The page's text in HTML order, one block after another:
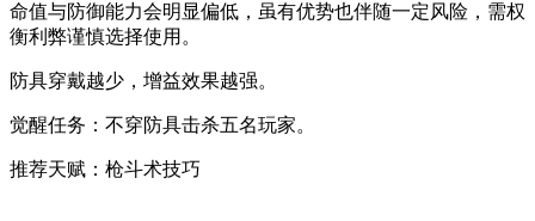
命值与防御能力会明显偏低，虽有优势也伴随一定风险，需权
衡利弊谨慎选择使用。
防具穿戴越少，增益效果越强。
觉醒任务：不穿防具击杀五名玩家。
推荐天赋：枪斗术技巧